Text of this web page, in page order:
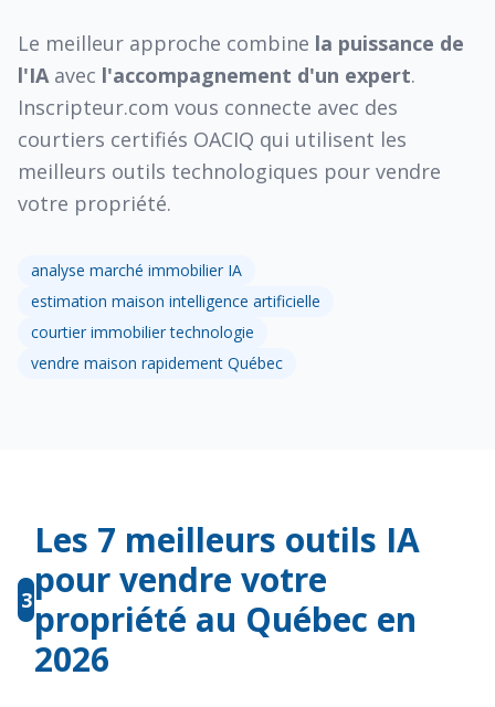
Le meilleur approche combine la puissance de
l'IAavec l'accompagnement d'un expert.
Inscripteur.com vous connecte avec des
courtiers certifiés OACIQ qui utilisent les
meilleurs outils technologiques pour vendre
votre propriété.
analyse marché immobilier IA
estimation maison intelligence artificielle
courtier immobilier technologie
vendre maison rapidement Québec
3
Les 7 meilleurs outils IA
pour vendre votre
propriété au Québec en
2026